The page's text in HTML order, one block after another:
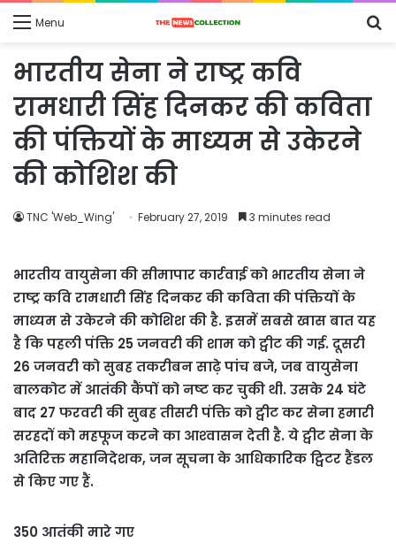
Menu
भारतीय सेना ने राष्‍ट्र कवि
रामधारी सिंह दिनकर की कविता
की पंक्तियों के माध्‍यम से उकेरने
की कोशिश की
TNC 'Web_Wing' February 27, 2019 3 minutes read
भारतीय वायुसेना की सीमापार कार्रवाई को भारतीय सेना ने
राष्‍ट्र कवि रामधारी सिंह दिनकर की कविता की पंक्तियों के
माध्‍यम से उकेरने की कोशिश की है. इसमें सबसे खास बात यह
है कि पहली पंक्ति 25 जनवरी की शाम को ट्वीट की गई. दूसरी
26 जनवरी को सुबह तकरीबन साढ़े पांच बजे, जब वायुसेना
बालकोट में आतंकी कैंपों को नष्‍ट कर चुकी थी. उसके 24 घंटे
बाद 27 फरवरी की सुबह तीसरी पंक्ति को ट्वीट कर सेना हमारी
सरहदों को महफूज करने का आश्‍वासन देती है. ये ट्वीट सेना के
अतिरिक्त महानिदेशक, जन सूचना के आधिकारिक ट्विटर हैंडल
से किए गए हैं.
350 आतंकी मारे गए